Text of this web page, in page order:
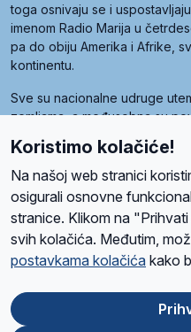
toga osnivaju se i
imenom Radio Marija u
pa do obiju Amerika i Afrike,
kontinentu.
Sve su nacionalne udruge
zemljama, a međusobna su
Radio Maria). Svjetsku obitelj
kojima je i hrvatska Udruga
O namaRadio ProgramVolonteri
Ova stranica je zaštićena
Koristimo kolačiće!
Na našoj web stranici
osigurali osnovne
stranice. Klikom na
svih kolačića. Međutim,
postavkama kolačića kako